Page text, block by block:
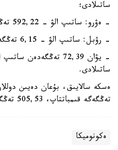
ساتىلادى؛
- ەۋرو: ساتىپ الۋ - 592,22 تەڭگە، ساتۋ - 602,11 تەڭگە؛
- رۋبل: ساتىپ الۋ - 6,15 تەڭگە، ساتۋ - 6,50 تەڭگە؛
ساتىلادى.
تەڭگەگە قىمباتتاپ، 505,53 تەڭگە بولدى.
ەكونوميكا